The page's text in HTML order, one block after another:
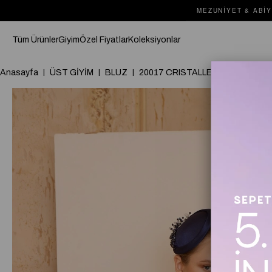
MEZUNIYET &
Tüm ÜrünlerGiyimÖzel FiyatlarKoleksiyonlar
Anasayfa ÜST GİYİM BLUZ 20017 CRISTALLE BLUZ Lacivert